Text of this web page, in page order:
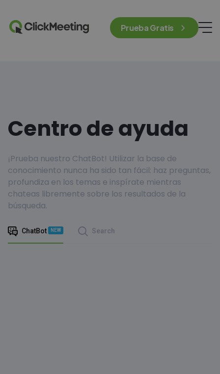
Prueba Gratis
Centro de ayuda
¡Prueba nuestro ChatBot! Utilizar la base de
conocimiento nunca ha sido tan fácil: haz preguntas,
profundiza en los temas e inspírate mientras
chateas libremente sobre los resultados de la
búsqueda.
ChatBot NEW Search